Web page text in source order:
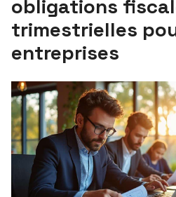
obligations
trimestrielles
entreprises